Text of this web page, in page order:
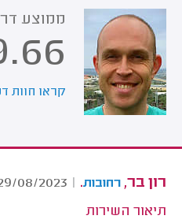
ממוצע
קראו חוות
רון בר, רחובות.
|
08/2023
תיאור השירות